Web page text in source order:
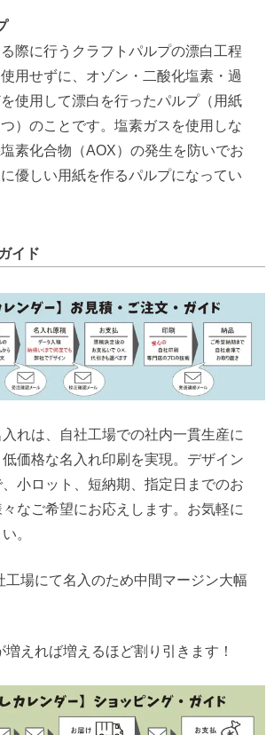
際に行うクラフトパルプの漂白工程
用せずに、オゾン・二酸化塩素・過
使用して漂白を行ったパルプ（用紙
）のことです。塩素ガスを使用しな
素化合物（AOX）の発生を防いでお
優しい用紙を作るパルプになってい
イド
れは、自社工場での社内一貫生産に
価格な名入れ印刷を実現。デザイン
小ロット、短納期、指定日までのお
なご希望にお応えします。お気軽に
。
場にて名入のため中間マージン大幅
えれば増えるほど割り引きます！